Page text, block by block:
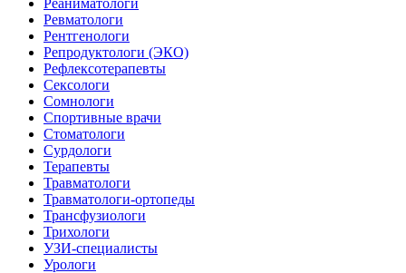
Ревматологи
Рентгенологи
Репродуктологи (ЭКО)
Рефлексотерапевты
Сексологи
Сомнологи
Спортивные врачи
Стоматологи
Сурдологи
Терапевты
Травматологи
Травматологи-ортопеды
Трансфузиологи
Трихологи
УЗИ-специалисты
Урологи